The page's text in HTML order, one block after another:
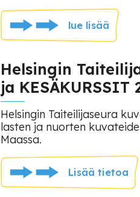
lue lisää
Helsingin
ja KESÄKURSSIT
Helsingin Taiteilijaseura
lasten ja nuorten
Maassa.
Lisää tietoa